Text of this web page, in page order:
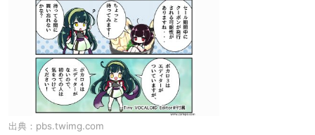
出典： pbs.twimg.com